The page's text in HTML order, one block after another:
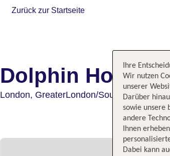
Zurück zur Startseite
Dolphin Hotel
London, GreaterLondon/South East
Ihre
Wir nutzen
unserer
Darüber
sowie unsere
andere
Ihnen
Dabei kann